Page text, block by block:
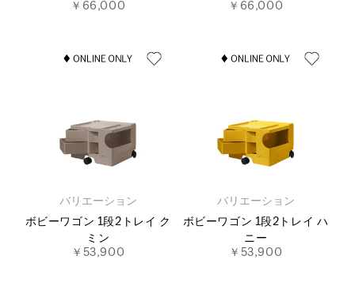
￥66,000
￥66,000
バリエーション
ボビーワゴン 1段2トレイ ク
ミン
￥53,900
バリエーション
ボビーワゴン 1段2トレイ ハ
ニー
￥53,900